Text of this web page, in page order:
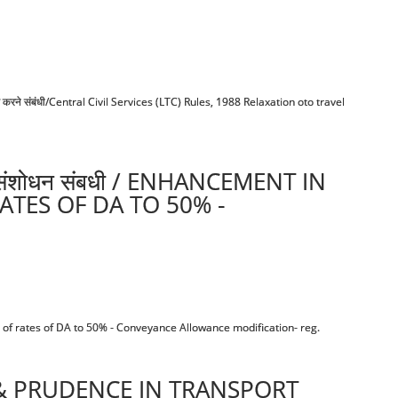
करने संबंधी/Central Civil Services (LTC) Rules, 1988 Relaxation oto travel
संशोधन संबधी / ENHANCEMENT IN
OF DA TO 50% -
of rates of DA to 50% - Conveyance Allowance modification- reg.
PRUDENCE IN TRANSPORT